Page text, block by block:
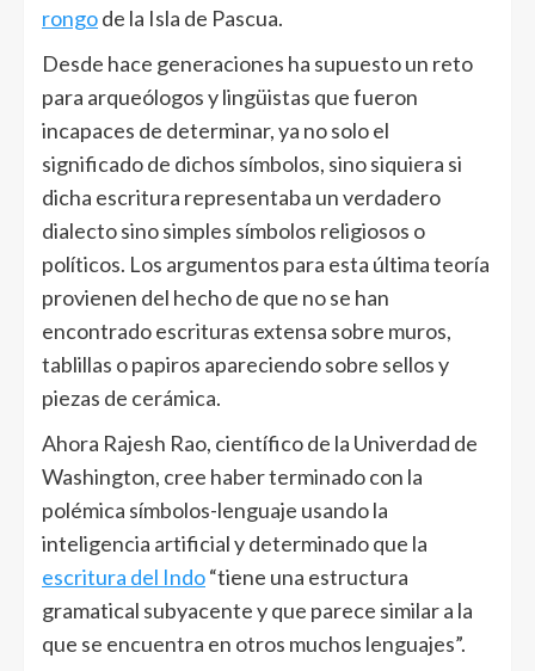
rongode la Isla de Pascua.
Desde hace generaciones ha supuesto un reto
para arqueólogos y lingüistas que fueron
incapaces de determinar, ya no solo el
significado de dichos símbolos, sino siquiera si
dicha escritura representaba un verdadero
dialecto sino simples símbolos religiosos o
políticos. Los argumentos para esta última teoría
provienen del hecho de que no se han
encontrado escrituras extensa sobre muros,
tablillas o papiros apareciendo sobre sellos y
piezas de cerámica.
Ahora Rajesh Rao, científico de la Univerdad de
Washington, cree haber terminado con la
polémica símbolos-lenguaje usando la
inteligencia artificial y determinado que la
escritura del Indo“tiene una estructura
gramatical subyacente y que parece similar a la
que se encuentra en otros muchos lenguajes”.